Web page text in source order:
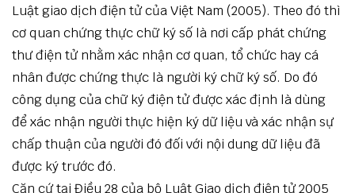
Luật giao dịch điện tử của Việt Nam (2005). Theo đó thì
cơ quan chứng thực chữ ký số là nơi cấp phát chứng
thư điện tử nhằm xác nhận cơ quan, tổ chức hay cá
nhân được chứng thực là người ký chữ ký số. Do đó
công dụng của chữ ký điện tử được xác định là dùng
để xác nhận người thực hiện ký dữ liệu và xác nhận sự
chấp thuận của người đó đối với nội dung dữ liệu đã
được ký trước đó.
Căn cứ tại Điều 28 của bộ Luật Giao dịch điện tử 2005